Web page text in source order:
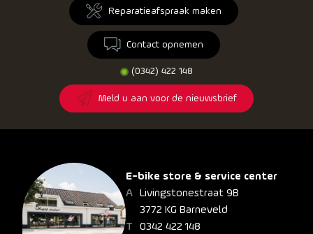
Reparatieafspraak maken
Contact opnemen
(0342) 422 148
Meld u aan voor de nieuwsbrief
E-bike store & service center
Livingstonestraat 9B
3772 KG Barneveld
0342 422 148